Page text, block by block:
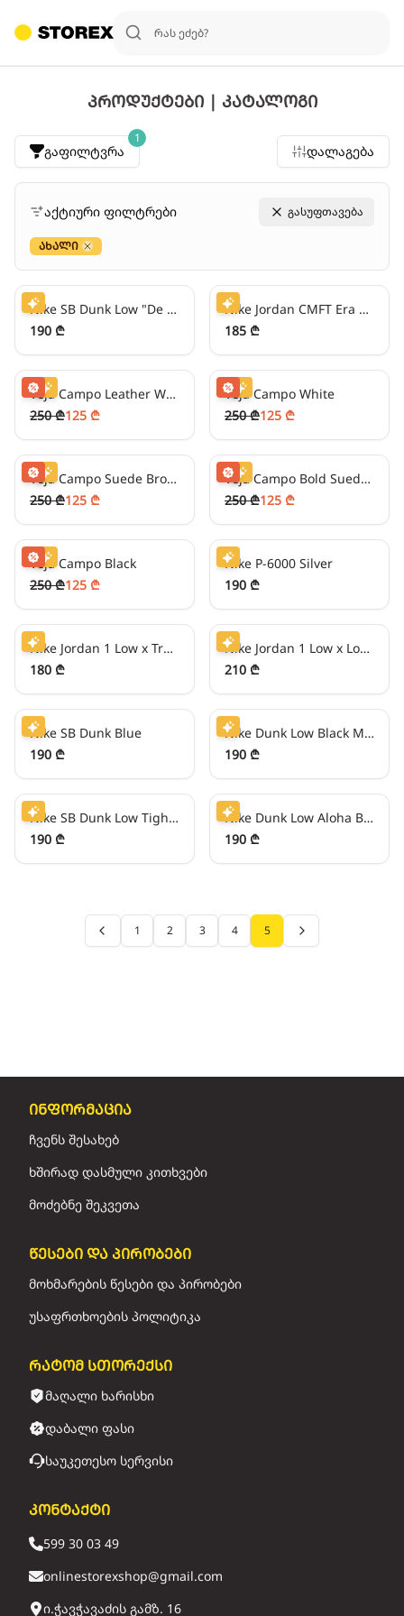
პროდუქტები | კატალოგი
გაფილტვრა
1
დალაგება
აქტიური ფილტრები გასუფთავება
ახალი
Close
47₾/თვეში
Nike SB Dunk Low "De La Soul"
190 ₾
46₾/თვეში
Nike Jordan CMFT Era Beige/Red
185 ₾
31₾/თვეში -50%
Veja Campo Leather White
250 ₾125 ₾
31₾/თვეში -50%
Veja Campo White
250 ₾125 ₾
31₾/თვეში -50%
Veja Campo Suede Brown
250 ₾125 ₾
31₾/თვეში -50%
Veja Campo Bold Suede Green
250 ₾125 ₾
31₾/თვეში -50%
Veja Campo Black
250 ₾125 ₾
47₾/თვეში
Nike P-6000 Silver
190 ₾
45₾/თვეში
Nike Jordan 1 Low x Travis Scott Pink
180 ₾
52₾/თვეში
Nike Jordan 1 Low x Louis Vuitton
210 ₾
47₾/თვეში
Nike SB Dunk Blue
190 ₾
47₾/თვეში
Nike Dunk Low Black Metallic Silver
190 ₾
47₾/თვეში
Nike SB Dunk Low Tightbooth Black/White
190 ₾
47₾/თვეში
Nike Dunk Low Aloha Brown/Green
190 ₾
Previous page
1 2 3 4 5 Next page
ინფორმაცია
ჩვენს შესახებ
ხშირად დასმული კითხვები
მოძებნე შეკვეთა
წესები და პირობები
მოხმარების წესები და პირობები
უსაფრთხოების პოლიტიკა
რატომ სთორექსი
მაღალი ხარისხი
დაბალი ფასი
საუკეთესო სერვისი
კონტაქტი
599 30 03 49
onlinestorexshop@gmail.com
ი.ჭავჭავაძის გამზ. 16